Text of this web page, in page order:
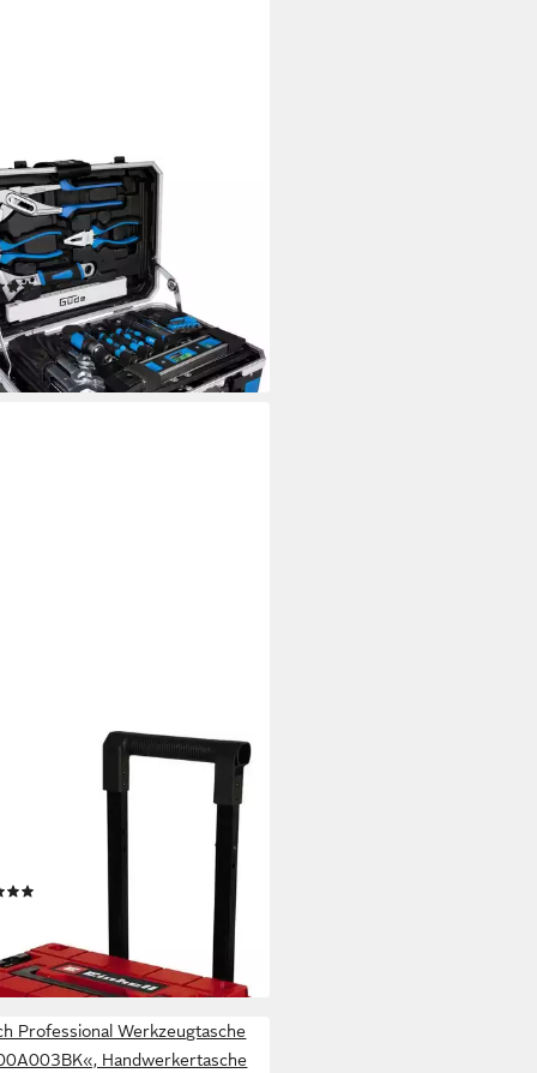
»GWZK 241«
Set, 241 St), 241 tlg., aus
Vanadium, Carbon-Stahl
(6)
€ UVP129,00 €
- in 6-8 Werktagen bei dir
Systemkoffer E-
Tower, inkl. Koffer für
- am nächsten Werktag bei dir
Professional Werkzeugtasche
Handwerkertasche